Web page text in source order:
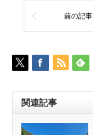
前の記事
関連記事